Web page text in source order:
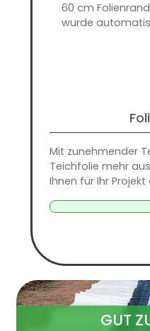
60 cm
wurde
Mit zunehmender
Teichfolie mehr
Ihnen für Ihr
GUT